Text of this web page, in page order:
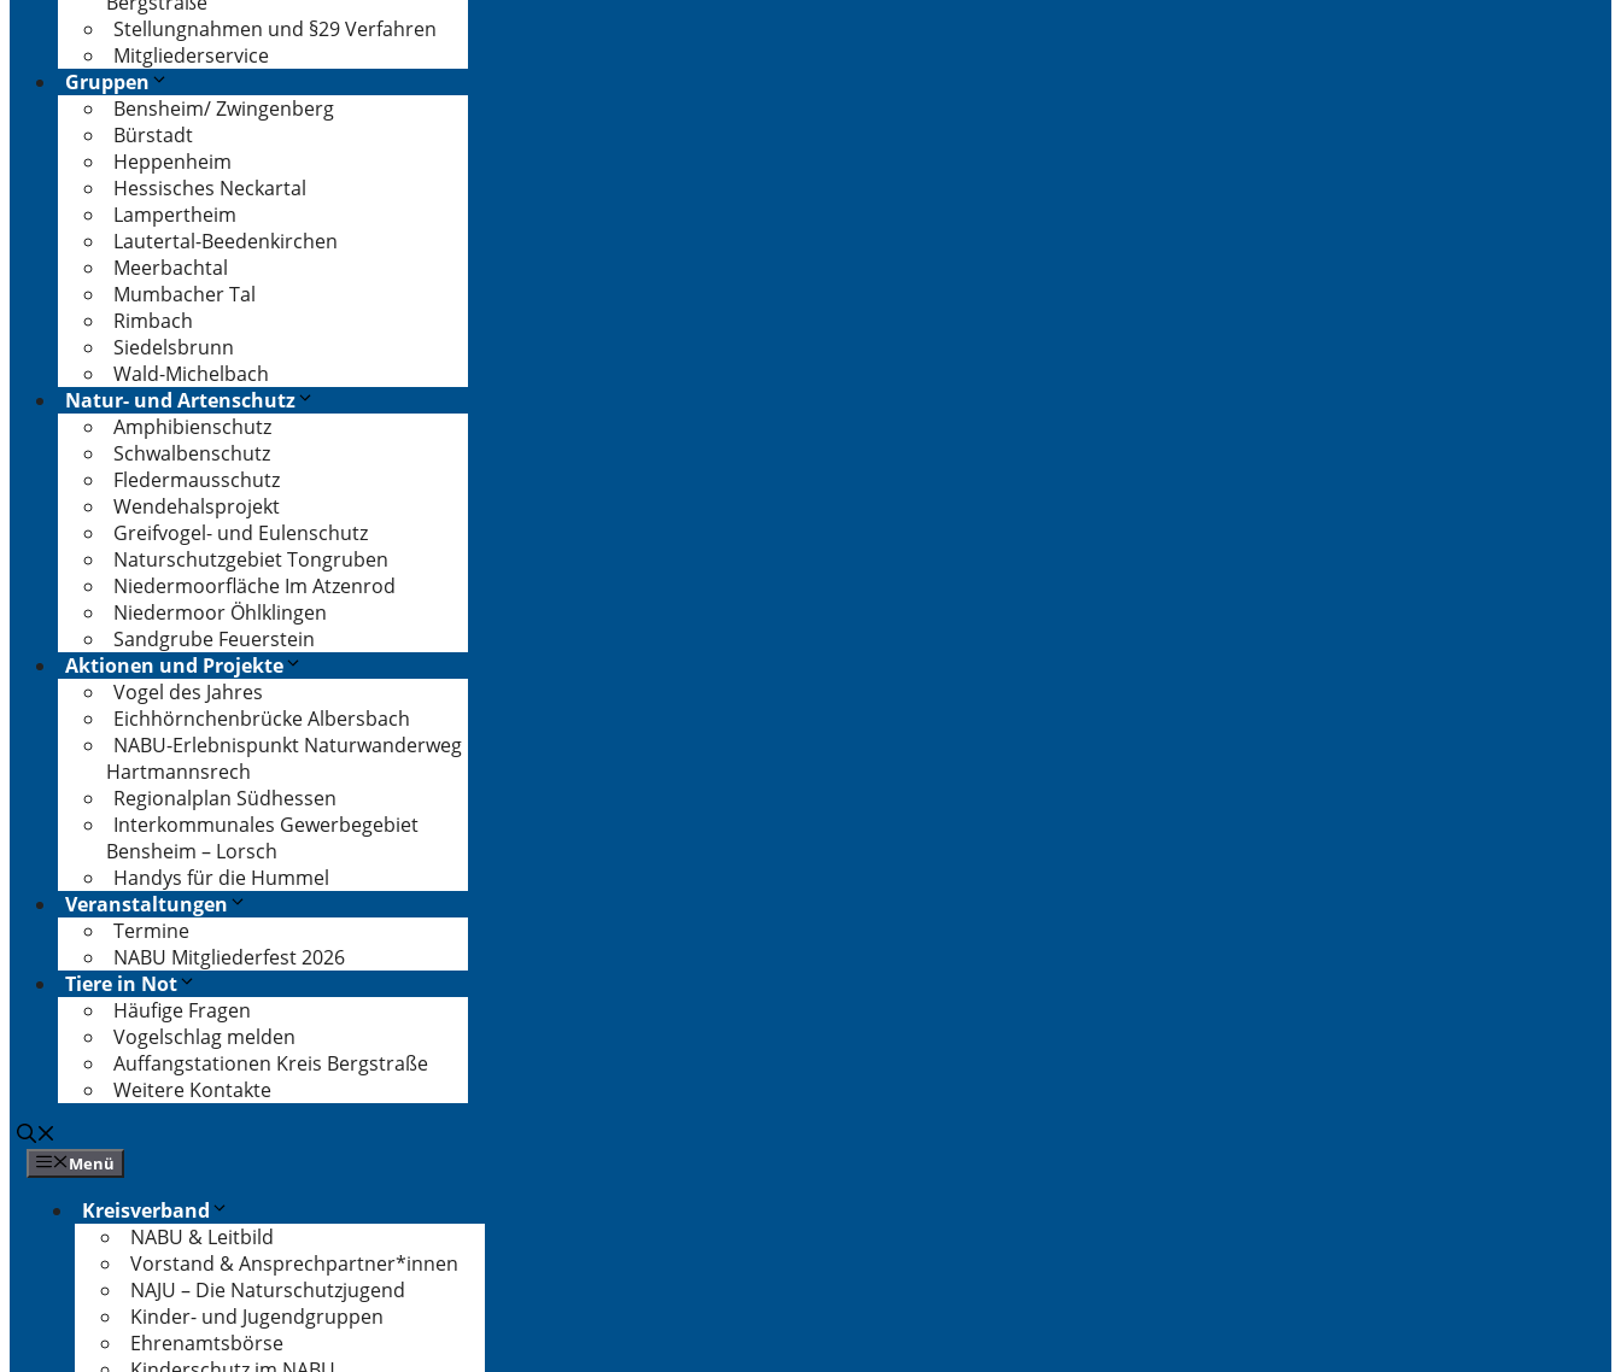
Stellungnahmen und §29 Verfahren
Mitgliederservice
Gruppen
Bensheim/ Zwingenberg
Bürstadt
Heppenheim
Hessisches Neckartal
Lampertheim
Lautertal-Beedenkirchen
Meerbachtal
Mumbacher Tal
Rimbach
Siedelsbrunn
Wald-Michelbach
Natur- und Artenschutz
Amphibienschutz
Schwalbenschutz
Fledermausschutz
Wendehalsprojekt
Greifvogel- und Eulenschutz
Naturschutzgebiet Tongruben
Niedermoorfläche Im Atzenrod
Niedermoor Öhlklingen
Sandgrube Feuerstein
Aktionen und Projekte
Vogel des Jahres
Eichhörnchenbrücke Albersbach
NABU-Erlebnispunkt Naturwanderweg
Hartmannsrech
Regionalplan Südhessen
Interkommunales Gewerbegebiet
Bensheim – Lorsch
Handys für die Hummel
Veranstaltungen
Termine
NABU Mitgliederfest 2026
Tiere in Not
Häufige Fragen
Vogelschlag melden
Auffangstationen Kreis Bergstraße
Weitere Kontakte
Menü
Kreisverband
NABU & Leitbild
Vorstand & Ansprechpartner*innen
NAJU – Die Naturschutzjugend
Kinder- und Jugendgruppen
Ehrenamtsbörse